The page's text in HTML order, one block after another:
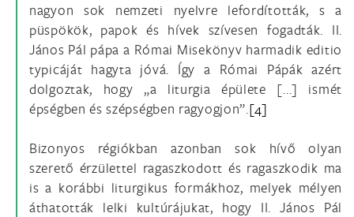
nagyon sok nemzeti nyelvre lefordították, s a
püspökök, papok és hívek szívesen fogadták. II.
János Pál pápa a Római Misekönyv harmadik editio
typicáját hagyta jóvá. Így a Római Pápák azért
dolgoztak, hogy „a liturgia épülete [...] ismét
épségben és szépségben ragyogjon”.[4]
Bizonyos régiókban azonban sok hívő olyan
szerető érzülettel ragaszkodott és ragaszkodik ma
is a korábbi liturgikus formákhoz, melyek mélyen
áthatották lelki kultúrájukat, hogy II. János Pál